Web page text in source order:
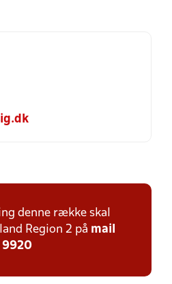
denne række skal
Region 2 på mail
9920